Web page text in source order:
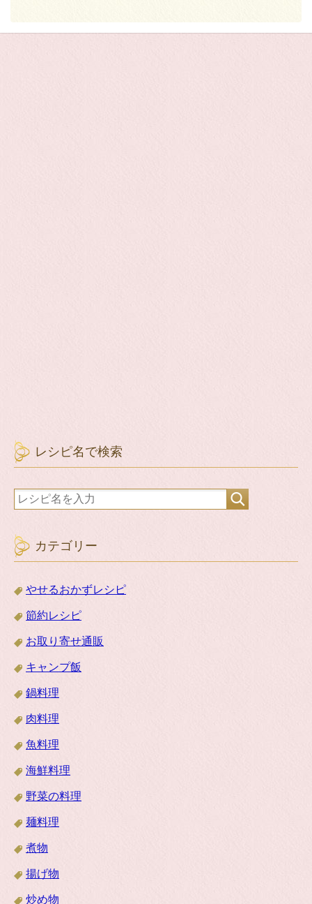
レシピ名で検索
カテゴリー
やせるおかずレシピ
節約レシピ
お取り寄せ通販
キャンプ飯
鍋料理
肉料理
魚料理
海鮮料理
野菜の料理
麺料理
煮物
揚げ物
炒め物